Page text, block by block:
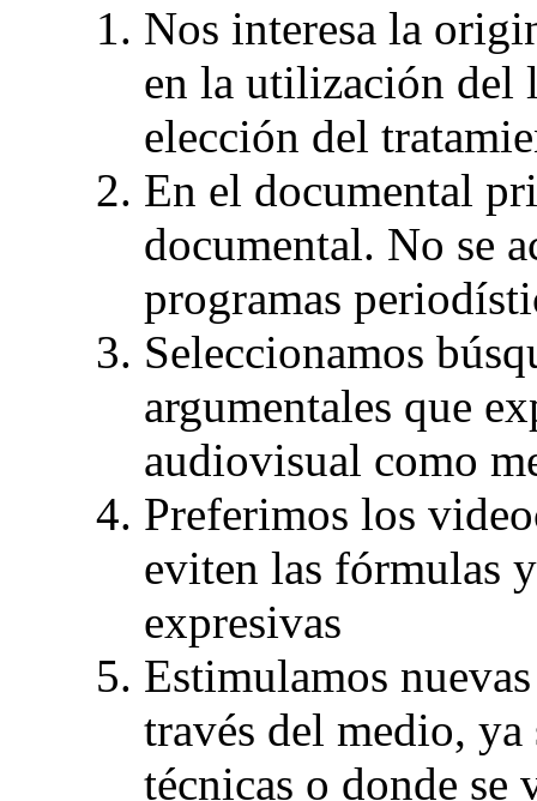
Nos interesa la
en la utilización del
elección del
En el documental
documental. No se
programas
Seleccionamos
argumentales que
audiovisual como
Preferimos los
eviten las fórmulas
expresivas
Estimulamos
través del medio, ya
técnicas o donde se